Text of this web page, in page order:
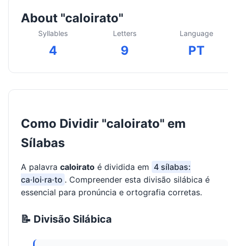
About "caloirato"
Syllables
4
Letters
9
Language
PT
Como Dividir "caloirato" em
Sílabas
A palavra caloirato é dividida em 4 sílabas:
ca·loi·ra·to . Compreender esta divisão silábica é
essencial para pronúncia e ortografia corretas.
📝 Divisão Silábica